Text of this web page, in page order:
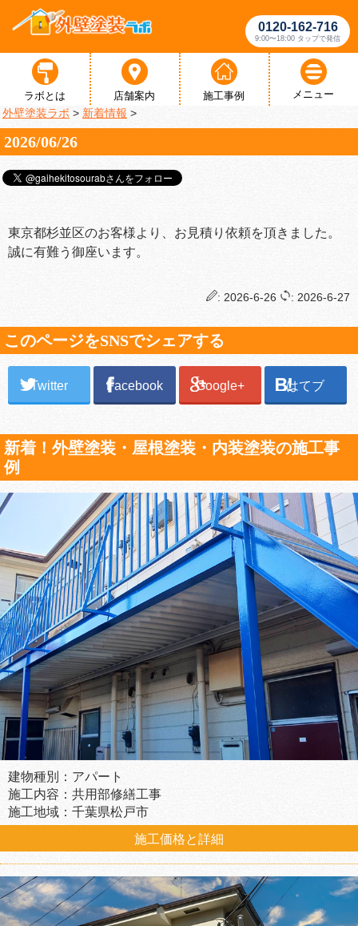
0120-162-716
9:00〜18:00 タップで発信
ラボとは 店舗案内 施工事例 メニュー
外壁塗装ラボ > 新着情報 >
2026/06/26
東京都杉並区のお客様より、お見積り依頼を頂きました。
誠に有難う御座います。
: 2026-6-26 : 2026-6-27
このページをSNSでシェアする
Twitter Facebook Google+ はてブ
新着！外壁塗装・屋根塗装・内装塗装の施工事
例
建物種別：アパート
施工内容：共用部修繕工事
施工地域：千葉県松戸市
施工価格と詳細